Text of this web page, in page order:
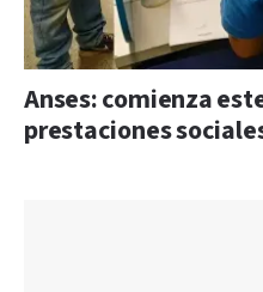
Anses: comienza
prestaciones